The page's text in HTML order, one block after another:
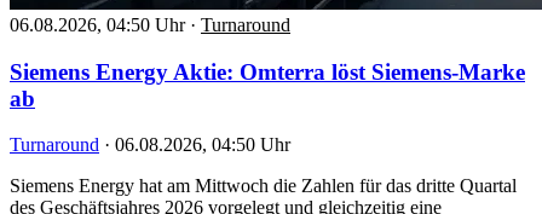
06.08.2026, 04:50 Uhr · Turnaround
Siemens Energy Aktie: Omterra löst Siemens-Marke
ab
Turnaround · 06.08.2026, 04:50 Uhr
Siemens Energy hat am Mittwoch die Zahlen für das dritte Quartal
des Geschäftsjahres 2026 vorgelegt und gleichzeitig eine